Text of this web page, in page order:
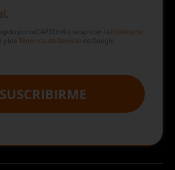
.
por reCAPTCHA y se aplican la Política de
y los Términos de Servicio de Google.
SUSCRIBIRME